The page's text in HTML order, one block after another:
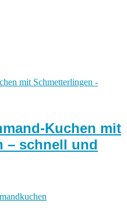
Kuchen mit
– schnell und